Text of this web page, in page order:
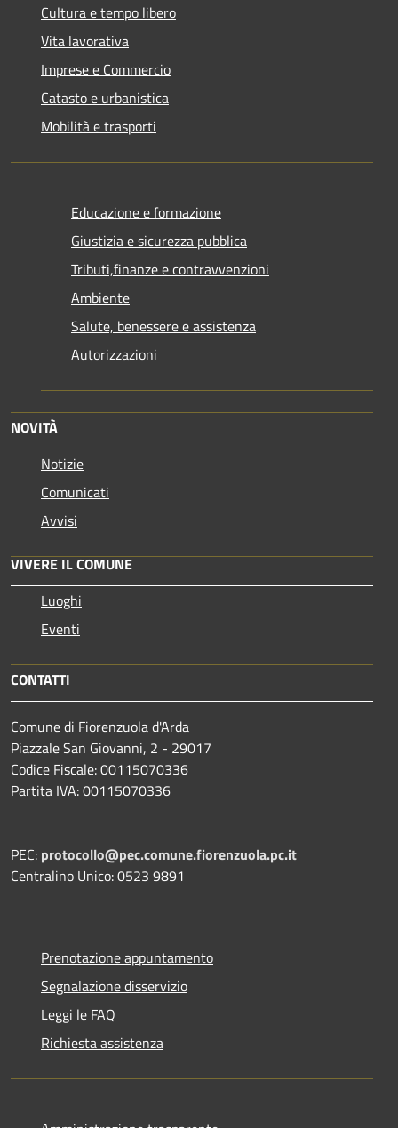
Cultura e tempo libero
Vita lavorativa
Imprese e Commercio
Catasto e urbanistica
Mobilità e trasporti
Educazione e formazione
Giustizia e sicurezza pubblica
Tributi,finanze e contravvenzioni
Ambiente
Salute, benessere e assistenza
Autorizzazioni
NOVITÀ
Notizie
Comunicati
Avvisi
VIVERE IL COMUNE
Luoghi
Eventi
CONTATTI
Comune di Fiorenzuola d'Arda
Piazzale San Giovanni, 2 - 29017
Codice Fiscale: 00115070336
Partita IVA: 00115070336
PEC: protocollo@pec.comune.fiorenzuola.pc.it
Centralino Unico: 0523 9891
Prenotazione appuntamento
Segnalazione disservizio
Leggi le FAQ
Richiesta assistenza